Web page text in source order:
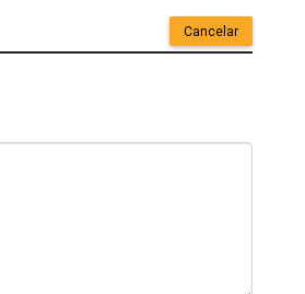
Cancelar